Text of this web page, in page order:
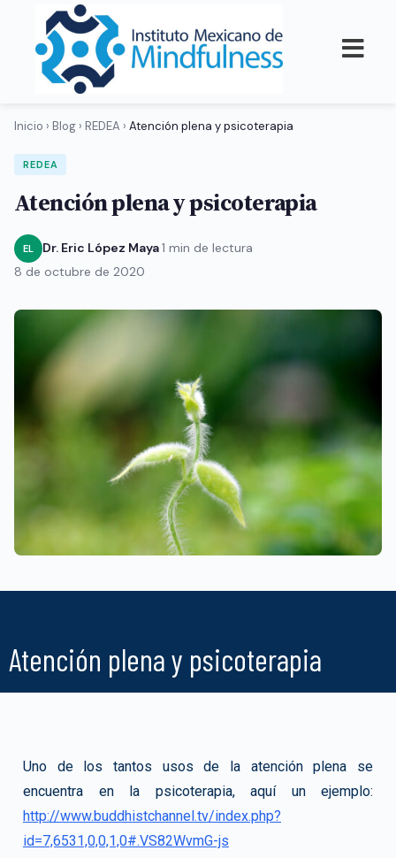
Inicio › Blog › REDEA › Atención plena y psicoterapia
REDEA
Atención plena y psicoterapia
EL Dr. Eric López Maya1 min de lectura
8 de octubre de 2020
Atención plena y psicoterapia
Uno de los tantos usos de la atención plena se
encuentra en la psicoterapia, aquí un ejemplo:
http://www.buddhistchannel.tv/index.php?
id=7,6531,0,0,1,0#.VS82WvmG-js